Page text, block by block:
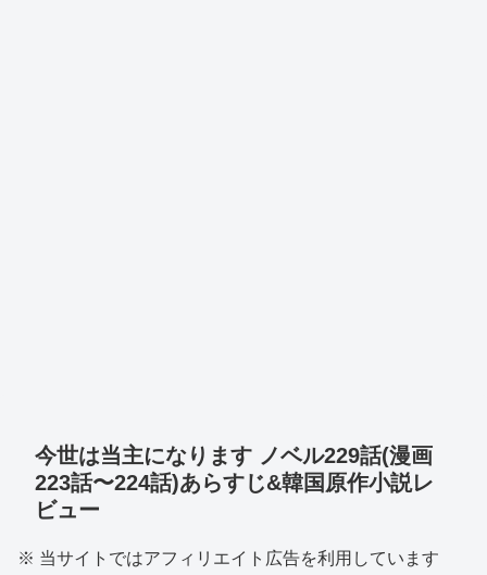
今世は当主になります ノベル229話(漫画
223話〜224話)あらすじ&韓国原作小説レ
ビュー
※ 当サイトではアフィリエイト広告を利用しています